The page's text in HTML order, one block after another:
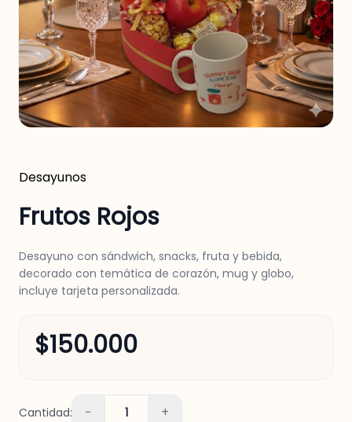
Desayunos
Frutos Rojos
Desayuno con sándwich, snacks, fruta y bebida,
decorado con temática de corazón, mug y globo,
incluye tarjeta personalizada.
$150.000
Cantidad: − 1 +